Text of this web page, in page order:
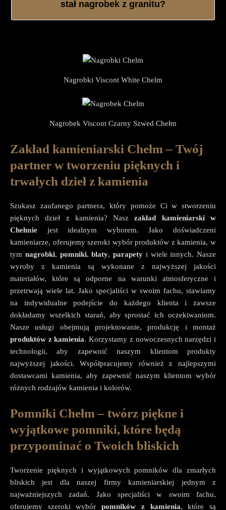
stał nagrobek z granitu?
Nagrobki Viscont White Chelm
Nagrobek Viscont Czarny Szwed Chełm
Zakład kamieniarski Chełm – Twój
partner w tworzeniu pięknych i
trwałych dzieł z kamienia
Szukasz zaufanego partnera, który pomoże Ci w stworzeniu
pięknych dzieł z kamienia? Naszzakład kamieniarski w
Chełmie jest idealnym wyborem. Jako doświadczeni
kamieniarze, oferujemy szeroki wybór produktów z kamienia, w
tym nagrobki, pomniki,blaty, parapety i wiele innych. Nasze
wyroby z kamienia są wykonane z najwyższej jakości
materiałów, które są odporne na warunki atmosferyczne i
przetrwają wiele lat. Jako specjaliści w swoim fachu, stawiamy
na indywidualne podejście do każdego klienta i zawsze
dokładamy wszelkich starań, aby sprostać ich oczekiwaniom.
Nasze usługi obejmują projektowanie, produkcję i montaż
produktów z kamienia. Korzystamy z nowoczesnych narzędzi i
technologii, aby zapewnić naszym klientom produkty
najwyższej jakości. Współpracujemy również z najlepszymi
dostawcami kamienia, aby zapewnić naszym klientom wybór
różnych rodzajów kamienia i kolorów.
Pomniki Chełm – twórz piękne i
wyjątkowe pomniki, które będą
przypominać o Twoich bliskich
Tworzenie pięknych i wyjątkowych pomników dla zmarłych
bliskich jest dla naszej firmy kamieniarskiej jednym z
najważniejszych zadań. Jako specjaliści w swoim fachu,
oferujemy szeroki wybórpomników z kamienia, które są